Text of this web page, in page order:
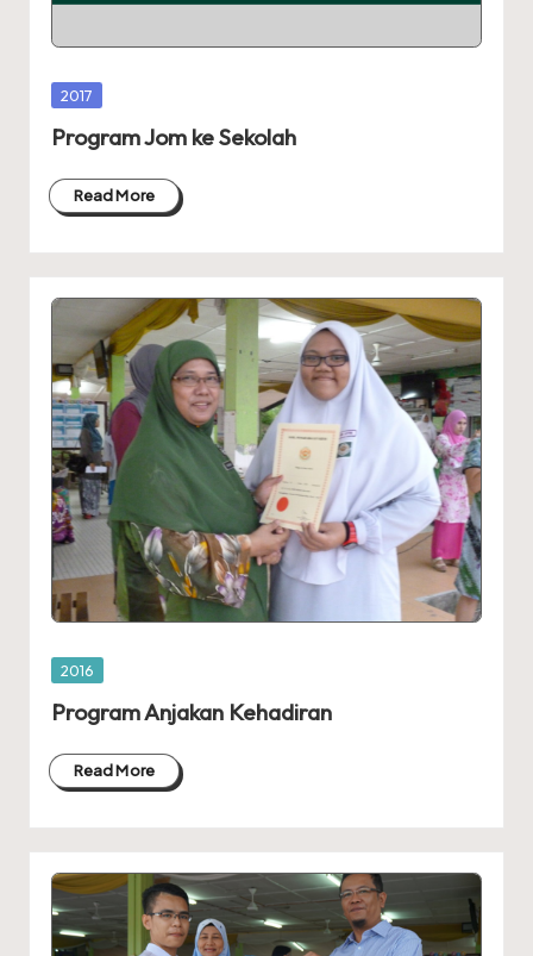
R
A
Posted
2017
Program Jom ke Sekolah
Read More
Posted
2016
Program Anjakan Kehadiran
Read More